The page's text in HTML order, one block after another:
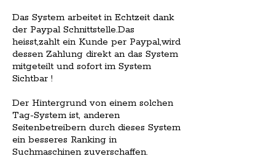
Das System arbeitet in Echtzeit dank
der Paypal Schnittstelle.Das
heisst,zahlt ein Kunde per Paypal,wird
dessen Zahlung direkt an das System
mitgeteilt und sofort im System
Sichtbar !
Der Hintergrund von einem solchen
Tag-System ist, anderen
Seitenbetreibern durch dieses System
ein besseres Ranking in
Suchmaschinen zuverschaffen.